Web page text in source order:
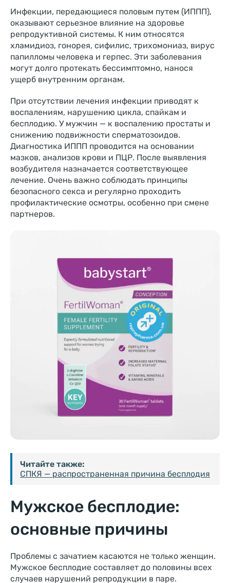
Инфекции, передающиеся половым путем (ИППП),
оказывают серьезное влияние на здоровье
репродуктивной системы. К ним относятся
хламидиоз, гонорея, сифилис, трихомониаз, вирус
папилломы человека и герпес. Эти заболевания
могут долго протекать бессимптомно, нанося
ущерб внутренним органам.
При отсутствии лечения инфекции приводят к
воспалениям, нарушению цикла, спайкам и
бесплодию. У мужчин — к воспалению простаты и
снижению подвижности сперматозоидов.
Диагностика ИППП проводится на основании
мазков, анализов крови и ПЦР. После выявления
возбудителя назначается соответствующее
лечение. Очень важно соблюдать принципы
безопасного секса и регулярно проходить
профилактические осмотры, особенно при смене
партнеров.
Читайте также:
СПКЯ — распространенная причина бесплодия
Мужское бесплодие:
основные причины
Проблемы с зачатием касаются не только женщин.
Мужское бесплодие составляет до половины всех
случаев нарушений репродукции в паре.